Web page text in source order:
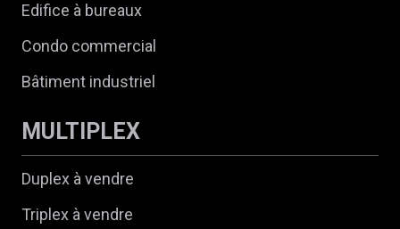
Edifice à bureaux
Condo commercial
Bâtiment industriel
MULTIPLEX
Duplex à vendre
Triplex à vendre